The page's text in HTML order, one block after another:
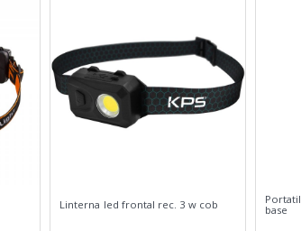
Linterna led frontal rec. 3 w cob
base